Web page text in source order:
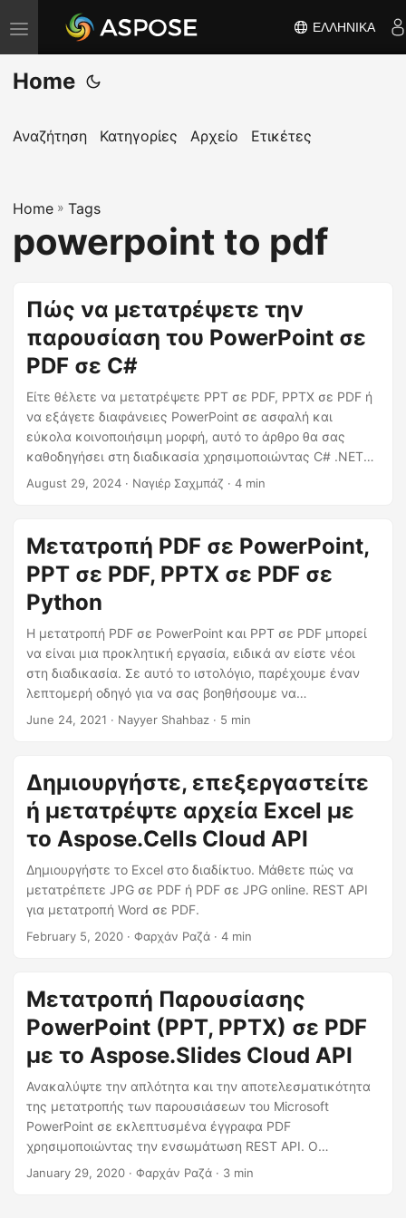
Ε
ν
α
λ
ή
π
λ
η
ΕΛΛΗΝΙΚΆ
Home
Αναζήτηση Κατηγορίες Αρχείο Ετικέτες
Home » Tags
powerpoint to pdf
Πώς να μετατρέψετε την
παρουσίαση του PowerPoint σε
PDF σε C#
Είτε θέλετε να μετατρέψετε PPT σε PDF, PPTX σε PDF ή
να εξάγετε διαφάνειες PowerPoint σε ασφαλή και
εύκολα κοινοποιήσιμη μορφή, αυτό το άρθρο θα σας
καθοδηγήσει στη διαδικασία χρησιμοποιώντας C# .NET
και REST API. Αλλάξτε απρόσκοπτα το PPTX σε PDF,
August 29, 2024 · Ναγιέρ Σαχμπάζ · 4 min
Μετατροπή PDF σε PowerPoint,
PPT σε PDF, PPTX σε PDF σε
Python
Η μετατροπή PDF σε PowerPoint και PPT σε PDF μπορεί
να είναι μια προκλητική εργασία, ειδικά αν είστε νέοι
στη διαδικασία. Σε αυτό το ιστολόγιο, παρέχουμε έναν
λεπτομερή οδηγό για να σας βοηθήσουμε να
μετατρέψετε το PDF σε PowerPoint και αντίστροφα
μετατροπής σας είναι ομαλή και αποτελεσματική. Ο
αναλυτικός οδηγός μας θα σας βοηθήσει να κατανοήσετε
τη διαδικασία μετατροπής και να επιλύσετε τυχόν
προβλήματα που μπορεί να συναντήσετε. Είτε είστε
φοιτητής, επαγγελματίας ή ιδιοκτήτης επιχείρησης, το
ιστολόγιό μας έχει όλα όσα χρει
June 24, 2021 · Nayyer Shahbaz · 5 min
Δημιουργήστε, επεξεργαστείτε
ή μετατρέψτε αρχεία Excel με
το Aspose.Cells Cloud API
Δημιουργήστε το Excel στο διαδίκτυο. Μάθετε πώς να
μετατρέπετε JPG σε PDF ή PDF σε JPG online. REST API
για μετατροπή Word σε PDF.
February 5, 2020 · Φαρχάν Ραζά · 4 min
Μετατροπή Παρουσίασης
PowerPoint (PPT, PPTX) σε PDF
με το Aspose.Slides Cloud API
Ανακαλύψτε την απλότητα και την αποτελεσματικότητα
της μετατροπής των παρουσιάσεων του Microsoft
PowerPoint σε εκλεπτυσμένα έγγραφα PDF
χρησιμοποιώντας την ενσωμάτωση REST API. Ο
περιεκτικός οδηγός μας παρέχει μια αναλυτική
January 29, 2020 · Φαρχάν Ραζά · 3 min